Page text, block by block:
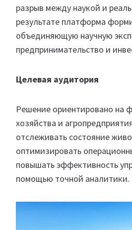
разрыв между наукой и
результате платформа
объединяющую научную
предпринимательство и
Целевая аудитория
Решение ориентировано на
хозяйства и
отслеживать состояние
оптимизировать
повышать эффективность
помощью точной аналитики.